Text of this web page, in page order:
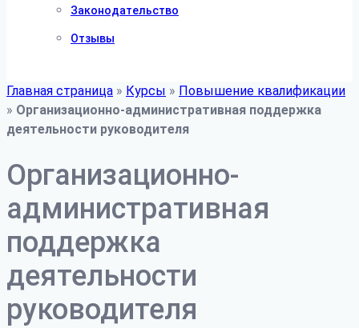
Законодательство
Отзывы
Главная страница » Курсы » Повышение квалификации
» Организационно-административная поддержка
деятельности руководителя
Организационно-
административная
поддержка
деятельности
руководителя